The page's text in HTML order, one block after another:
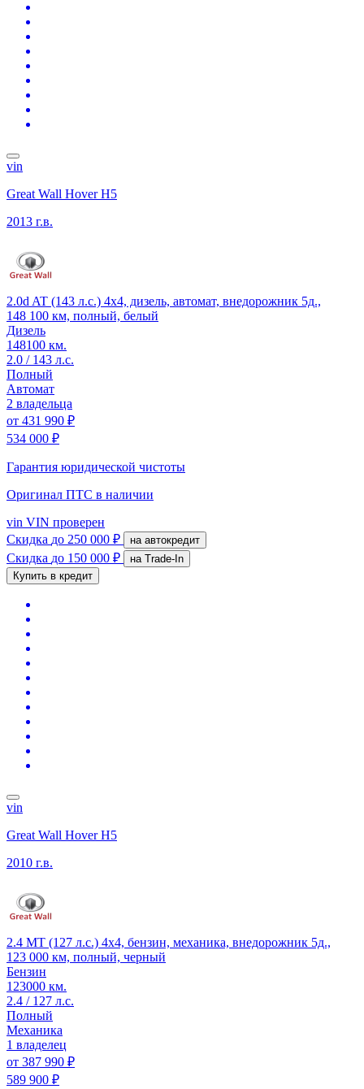
vin
Great Wall Hover H5
2013 г.в.
2.0d AT (143 л.с.) 4x4, дизель, автомат, внедорожник 5д.,
148 100 км, полный, белый
Дизель
148100 км.
2.0 / 143 л.с.
Полный
Автомат
2 владельца
от 431 990 ₽
534 000 ₽
Гарантия юридической чистоты
Оригинал ПТС в наличии
vin VIN проверен
Скидка до 250 000 ₽ на автокредит
Скидка до 150 000 ₽
на Trade-In
Купить в кредит
vin
Great Wall Hover H5
2010 г.в.
2.4 MT (127 л.с.) 4x4, бензин, механика, внедорожник 5д.,
123 000 км, полный, черный
Бензин
123000 км.
2.4 / 127 л.с.
Полный
Механика
1 владелец
от 387 990 ₽
589 900 ₽